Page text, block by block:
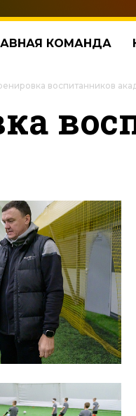
КОМАНДА
воспитанников